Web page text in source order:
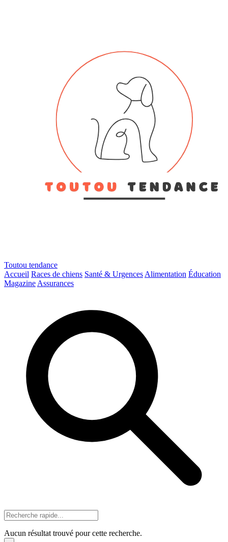
Toutou tendance
Accueil Races de chiens Santé & Urgences Alimentation Éducation
Magazine Assurances
Aucun résultat trouvé pour cette recherche.